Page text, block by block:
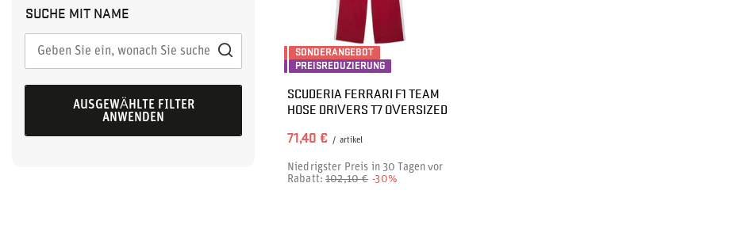
SUCHE MIT NAME
AUSGEWÄHLTE FILTER
ANWENDEN
SONDERANGEBOT
PREISREDUZIERUNG
SCUDERIA FERRARI F1 TEAM
HOSE DRIVERS T7 OVERSIZED
71,40 € / artikel
Niedrigster Preis in 30 Tagen vor
Rabatt:102,10 € -30%